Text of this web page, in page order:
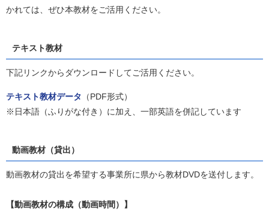
かれては、ぜひ本教材をご活用ください。
テキスト教材
下記リンクからダウンロードしてご活用ください。
テキスト教材データ
（PDF形式）
※日本語（ふりがな付き）に加え、一部英語を併記しています
動画教材（貸出）
動画教材の貸出を希望する事業所に県から教材DVDを送付します。
【動画教材の構成（動画時間）】